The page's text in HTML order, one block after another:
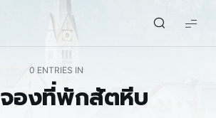
0 ENTRIES IN
จองที่พักสัตหีบ